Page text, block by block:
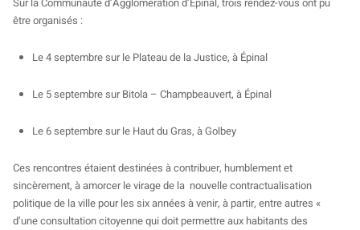
être organisés :
Le 4 septembre sur le Plateau de la Justice, à Épinal
Le 5 septembre sur Bitola – Champbeauvert, à Épinal
Le 6 septembre sur le Haut du Gras, à Golbey
Ces rencontres étaient destinées à contribuer, humblement et
sincèrement, à amorcer le virage de la nouvelle contractualisation
politique de la ville pour les six années à venir, à partir, entre autres «
d’une consultation citoyenne qui doit permettre aux habitants des